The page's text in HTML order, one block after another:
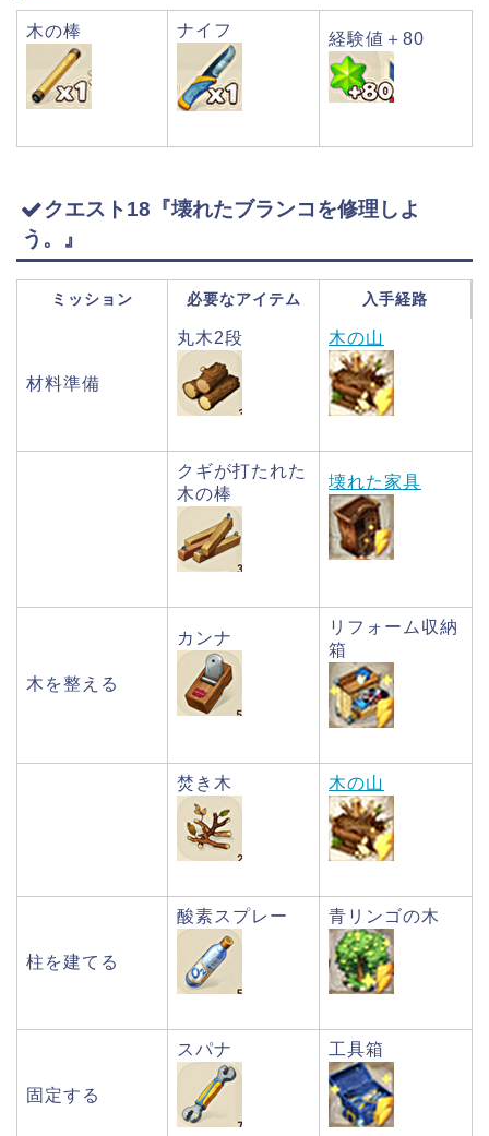
木の棒 ナイフ 経験値＋80
クエスト18『壊れたブランコを修理しよ
う。』
ミッション 必要なアイテム 入手経路
材料準備
丸木2段 木の山
クギが打たれた
木の棒
壊れた家具
木を整える
カンナ
リフォーム収納
箱
焚き木 木の山
柱を建てる
酸素スプレー 青リンゴの木
固定する
スパナ 工具箱